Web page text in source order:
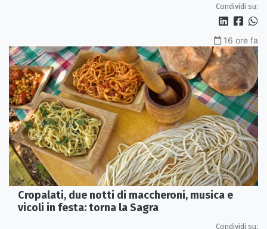
Condividi su:
16 ore fa
Cropalati, due notti di maccheroni, musica e
vicoli in festa: torna la Sagra
Condividi su: